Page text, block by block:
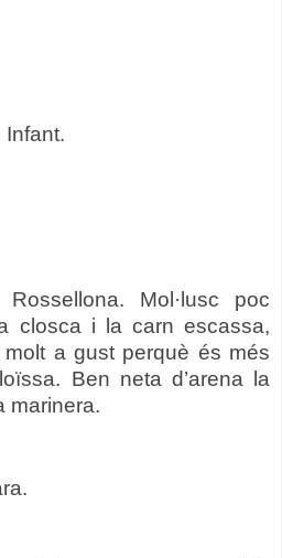
Infant.
Mol·lusc poc
closca i la carn escassa,
a gust perquè és més
Ben neta d’arena la
marinera.